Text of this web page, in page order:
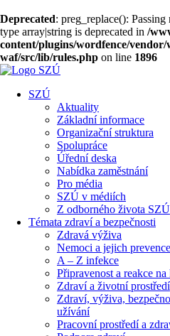
Deprecated: preg_replace():
type array|string is deprecated in /
content/plugins/wordfence/
waf/src/lib/rules.php on line 1896
SZÚ
Aktuality
Základní informace
Organizační struktura
Spolupráce
Úřední deska
Nabídka zaměstnání
Pro média
SZÚ v médiích
Z odborného života SZÚ
Témata zdraví a bezpečnosti
Zdravá výživa
Nemoci a jejich prevence
A – Z infekce
Připravenost a reakce
Zdraví a životní prostředí
Zdraví, výživa,
užívání
Pracovní prostředí a